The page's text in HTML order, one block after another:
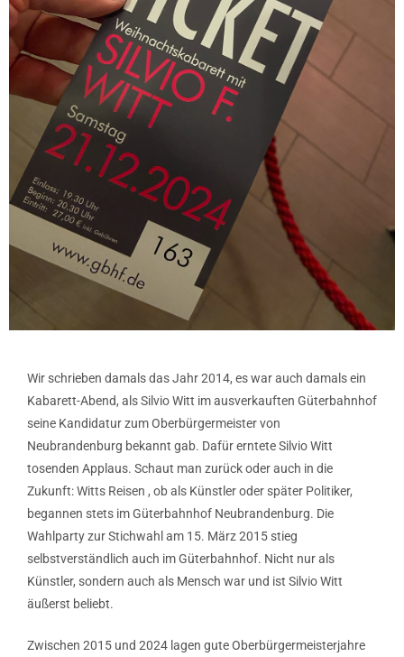
Wir schrieben damals das Jahr 2014, es war auch damals ein
Kabarett-Abend, als Silvio Witt im ausverkauften Güterbahnhof
seine Kandidatur zum Oberbürgermeister von
Neubrandenburg bekannt gab. Dafür erntete Silvio Witt
tosenden Applaus. Schaut man zurück oder auch in die
Zukunft: Witts Reisen , ob als Künstler oder später Politiker,
begannen stets im Güterbahnhof Neubrandenburg. Die
Wahlparty zur Stichwahl am 15. März 2015 stieg
selbstverständlich auch im Güterbahnhof. Nicht nur als
Künstler, sondern auch als Mensch war und ist Silvio Witt
äußerst beliebt.
Zwischen 2015 und 2024 lagen gute Oberbürgermeisterjahre